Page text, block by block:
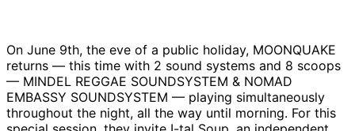
On June 9th, the eve of a public holiday, MOONQUAKE
returns — this time with 2 sound systems and 8 scoops
— MINDEL REGGAE SOUNDSYSTEM & NOMAD
EMBASSY SOUNDSYSTEM — playing simultaneously
throughout the night, all the way until morning. For this